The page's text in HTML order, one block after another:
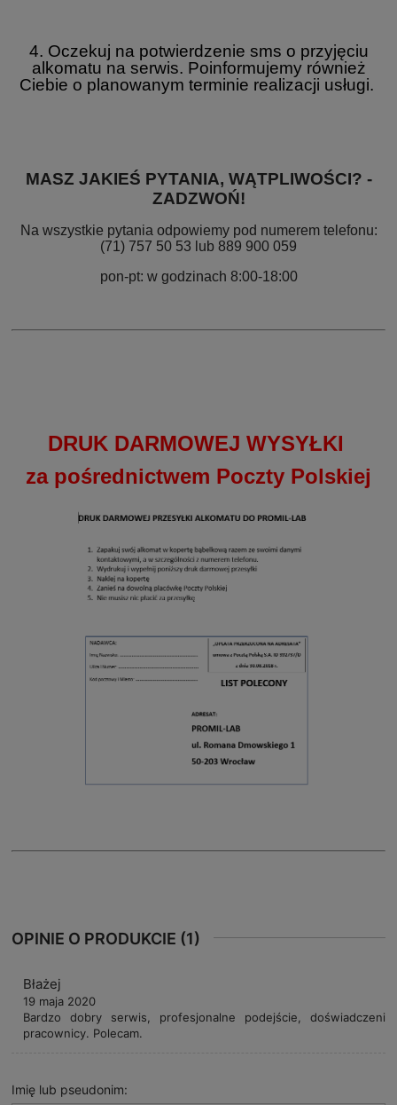
4. Oczekuj na potwierdzenie sms o przyjęciu
alkomatu na serwis. Poinformujemy również
Ciebie o planowanym terminie realizacji usługi.
MASZ JAKIEŚ PYTANIA, WĄTPLIWOŚCI? -
ZADZWOŃ!
Na wszystkie pytania odpowiemy pod numerem telefonu:
(71) 757 50 53 lub 889 900 059
pon-pt: w godzinach 8:00-18:00
DRUK DARMOWEJ WYSYŁKI
za pośrednictwem Poczty Polskiej
OPINIE O PRODUKCIE (1)
Błażej
19 maja 2020
Bardzo dobry serwis, profesjonalne podejście, doświadczeni
pracownicy. Polecam.
Imię lub pseudonim: